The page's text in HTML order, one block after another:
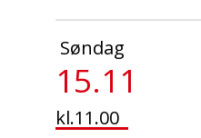
Søndag
15.11
kl.11.00